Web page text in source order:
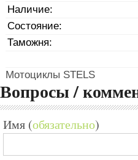
Наличие:
Состояние:
Таможня:
Мотоциклы STELS
Вопросы /
Имя (обязательно)